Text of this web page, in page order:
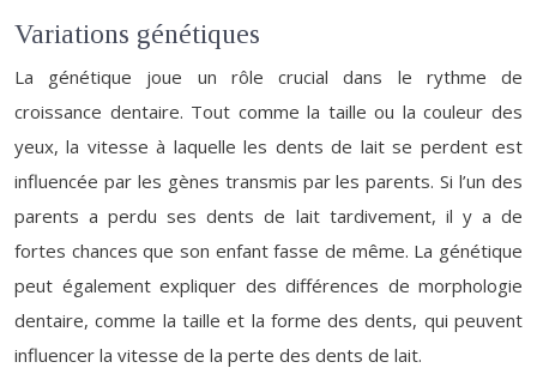
Variations génétiques
La génétique joue un rôle crucial dans le rythme de
croissance dentaire. Tout comme la taille ou la couleur des
yeux, la vitesse à laquelle les dents de lait se perdent est
influencée par les gènes transmis par les parents. Si l’un des
parents a perdu ses dents de lait tardivement, il y a de
fortes chances que son enfant fasse de même. La génétique
peut également expliquer des différences de morphologie
dentaire, comme la taille et la forme des dents, qui peuvent
influencer la vitesse de la perte des dents de lait.